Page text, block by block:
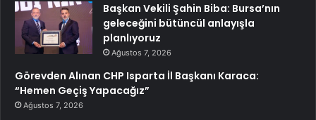
Başkan Vekili Şahin Biba: Bursa’nın
geleceğini bütüncül anlayışla
planlıyoruz
Ağustos 7, 2026
Görevden Alınan CHP Isparta İl Başkanı Karaca:
“Hemen Geçiş Yapacağız”
Ağustos 7, 2026